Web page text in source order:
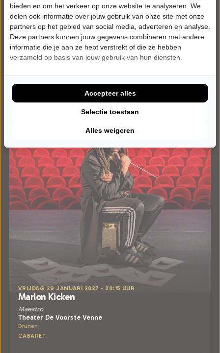
Drunen
CABARET
Uitverkocht
Meer info
VRIJDAG 29 JANUARI 2027 • 20:15 UUR
Marlon Kicken
Maestro
Theater De Voorste Venne
Drunen
CABARET
bieden en om het verkeer op onze website te analyseren. We
delen ook informatie over jouw gebruik van onze site met onze
partners op het gebied van social media, adverteren en analyse.
Deze partners kunnen jouw gegevens combineren met andere
informatie die je aan ze hebt verstrekt of die ze hebben
verzameld op basis van jouw gebruik van hun diensten.
Alles weigeren
Selectie toestaan
Accepteer alles